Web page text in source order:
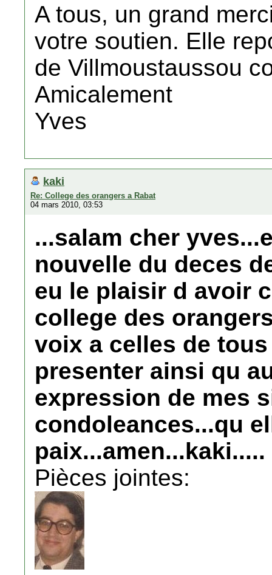
A tous, un grand
votre soutien. Elle
de Villmoustaussou
Amicalement
Yves
kaki
Re: College des orangers a Rabat
04 mars 2010, 03:53
...salam cher
nouvelle du deces
eu le plaisir d avoir
college des
voix a celles de
presenter ainsi qu
expression de mes
condoleances...qu
paix...amen...kaki.....
Pièces jointes: